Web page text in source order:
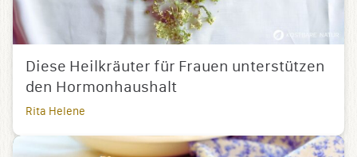
Diese Heilkräuter für Frauen unterstützen
den Hormonhaushalt
Rita Helene